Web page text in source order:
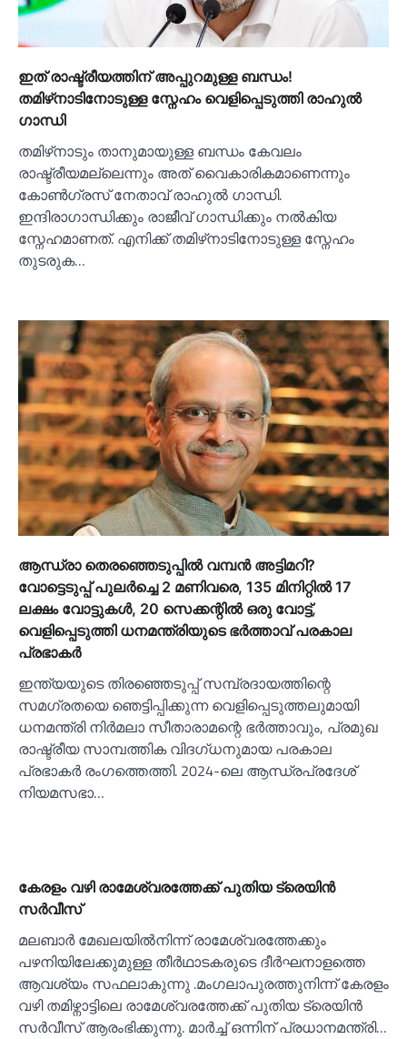
ഇത് രാഷ്ട്രീയത്തിന് അപ്പുറമുള്ള ബന്ധം!
തമിഴ്‌നാടിനോടുള്ള സ്നേഹം വെളിപ്പെടുത്തി രാഹുല്‍
ഗാന്ധി
തമിഴ്‌നാടും താനുമായുള്ള ബന്ധം കേവലം
രാഷ്ട്രീയമല്ലെന്നും അത് വൈകാരികമാണെന്നും
കോണ്‍ഗ്രസ് നേതാവ് രാഹുല്‍ ഗാന്ധി.
ഇന്ദിരാഗാന്ധിക്കും രാജീവ് ഗാന്ധിക്കും നല്‍കിയ
സ്നേഹമാണത്. എനിക്ക് തമിഴ്‌നാടിനോടുള്ള സ്നേഹം
തുടരുക…
ആന്ധ്രാ തെരഞ്ഞെടുപ്പില്‍ വമ്പന്‍ അട്ടിമറി?
വോട്ടെടുപ്പ് പുലര്‍ച്ചെ 2 മണിവരെ, 135 മിനിറ്റില്‍ 17
ലക്ഷം വോട്ടുകള്‍, 20 സെക്കന്റില്‍ ഒരു വോട്ട്,
വെളിപ്പെടുത്തി ധനമന്ത്രിയുടെ ഭര്‍ത്താവ് പരകാല
പ്രഭാകര്‍
ഇന്ത്യയുടെ തിരഞ്ഞെടുപ്പ് സമ്പ്രദായത്തിന്റെ
സമഗ്രതയെ ഞെട്ടിപ്പിക്കുന്ന വെളിപ്പെടുത്തലുമായി
ധനമന്ത്രി നിര്‍മലാ സീതാരാമന്റെ ഭര്‍ത്താവും, പ്രമുഖ
രാഷ്ട്രീയ സാമ്പത്തിക വിദഗ്ധനുമായ പരകാല
പ്രഭാകര്‍ രംഗത്തെത്തി. 2024-ലെ ആന്ധ്രപ്രദേശ്
നിയമസഭാ…
കേരളം വഴി രാമേശ്വരത്തേക്ക് പുതിയ ട്രെയിൻ
സര്‍വീസ്
മലബാർ മേഖലയില്‍നിന്ന് രാമേശ്വരത്തേക്കും
പഴനിയിലേക്കുമുള്ള തീർഥാടകരുടെ ദീർഘനാളത്തെ
ആവശ്യം സഫലാകുന്നു .മംഗലാപുരത്തുനിന്ന് കേരളം
വഴി തമിഴ്നാട്ടിലെ രാമേശ്വരത്തേക്ക് പുതിയ ട്രെയിൻ
സർവീസ് ആരംഭിക്കുന്നു. മാർച്ച്‌ ഒന്നിന് പ്രധാനമന്ത്രി…